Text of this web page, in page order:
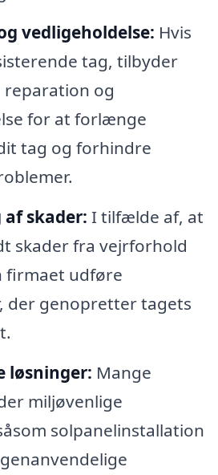
vedligeholdelse: Hvis
tag, tilbyder
og
for at forlænge
tag og forhindre
skader: I tilfælde af, at
skader fra vejrforhold
firmaet udføre
der genopretter tagets
løsninger: Mange
miljøvenlige
solpanelinstallation